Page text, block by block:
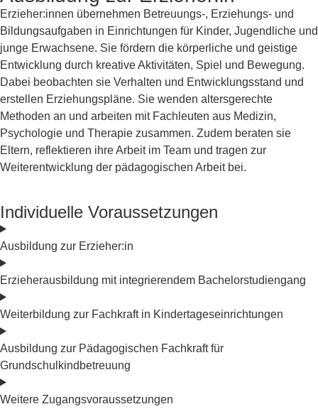
Erzieher:innen übernehmen Betreuungs-, Erziehungs- und
Bildungsaufgaben in Einrichtungen für Kinder, Jugendliche und
junge Erwachsene. Sie fördern die körperliche und geistige
Entwicklung durch kreative Aktivitäten, Spiel und Bewegung.
Dabei beobachten sie Verhalten und Entwicklungsstand und
erstellen Erziehungspläne. Sie wenden altersgerechte
Methoden an und arbeiten mit Fachleuten aus Medizin,
Psychologie und Therapie zusammen. Zudem beraten sie
Eltern, reflektieren ihre Arbeit im Team und tragen zur
Weiterentwicklung der pädagogischen Arbeit bei.
Individuelle Voraussetzungen
Ausbildung zur Erzieher:in
Erzieherausbildung mit integrierendem Bachelorstudiengang
Weiterbildung zur Fachkraft in Kindertageseinrichtungen
Ausbildung zur Pädagogischen Fachkraft für
Grundschulkindbetreuung
Weitere Zugangsvoraussetzungen